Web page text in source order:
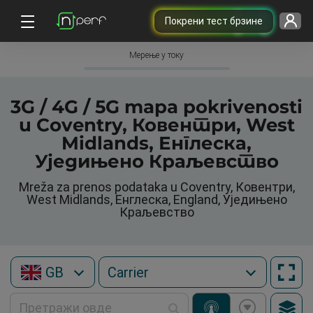
Покрени тест брзине
Мерење у току
3G / 4G / 5G mapa pokrivenosti
u Coventry, Ковентри, West
Midlands, Енглеска,
Уједињено Краљевство
Mreža za prenos podataka u Coventry, Ковентри,
West Midlands, Енглеска, England, Уједињено
Краљевство
GB